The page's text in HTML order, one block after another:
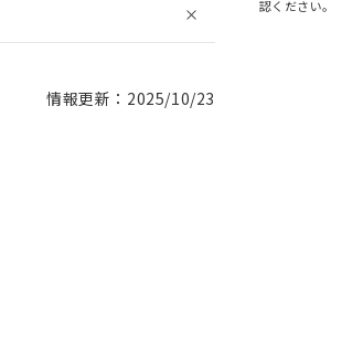
情報更新：2025/10/23
認ください。